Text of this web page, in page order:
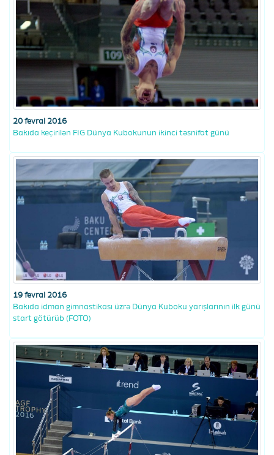
20 fevral 2016
Bakıda keçirilən FIG Dünya Kubokunun ikinci təsnifat günü
19 fevral 2016
Bakıda idman gimnastikası üzrə Dünya Kuboku yarışlarının ilk günü
start götürüb (FOTO)